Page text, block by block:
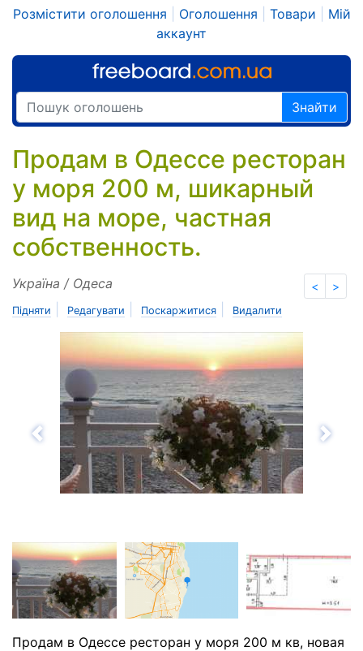
Розмістити оголошення Оголошення Товари
Мій
аккаунт
Знайти
Продам в Одессе ресторан
у моря 200 м, шикарный
вид на море, частная
собственность.
< >
Україна / Одеса
Підняти Редагувати Поскаржитися Видалити
Назад
Продам в Одессе ресторан у моря 200 м кв, новая